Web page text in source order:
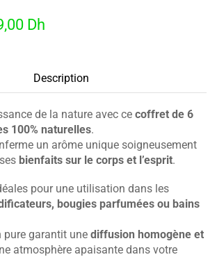
Dh
Description
de la nature avec ce coffret de 6
100% naturelles.
un arôme unique soigneusement
bienfaits sur le corps et l’esprit.
pour une utilisation dans les
bougies parfumées ou bains
garantit une diffusion homogène et
atmosphère apaisante dans votre